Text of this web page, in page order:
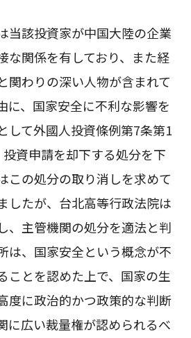
当該投資家が中国大陸の企業
な関係を有しており、また経
関わりの深い人物が含まれて
に、国家安全に不利な影響を
して外國人投資條例第7条第1
資申請を却下する処分を下
この処分の取り消しを求めて
したが、台北高等行政法院は
、主管機関の処分を適法と判
は、国家安全という概念が不
ことを認めた上で、国家の生
度に政治的かつ政策的な判断
に広い裁量権が認められるべ